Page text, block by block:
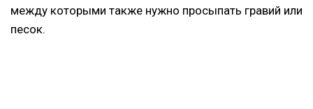
между которыми также нужно просыпать гравий или
песок.